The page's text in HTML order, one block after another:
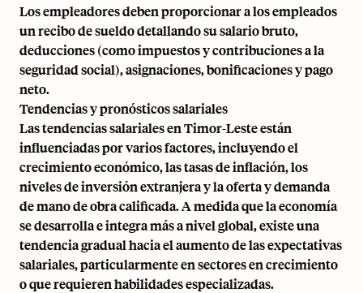
Los empleadores deben proporcionar a los empleados
un recibo de sueldo detallando su salario bruto,
deducciones (como impuestos y contribuciones a la
seguridad social), asignaciones, bonificaciones y pago
neto.
Tendencias y pronósticos salariales
Las tendencias salariales en Timor-Leste están
influenciadas por varios factores, incluyendo el
crecimiento económico, las tasas de inflación, los
niveles de inversión extranjera y la oferta y demanda
de mano de obra calificada. A medida que la economía
se desarrolla e integra más a nivel global, existe una
tendencia gradual hacia el aumento de las expectativas
salariales, particularmente en sectores en crecimiento
o que requieren habilidades especializadas.